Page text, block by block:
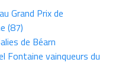
Grand Prix de
(87)
de Béarn
Fontaine vainqueurs du